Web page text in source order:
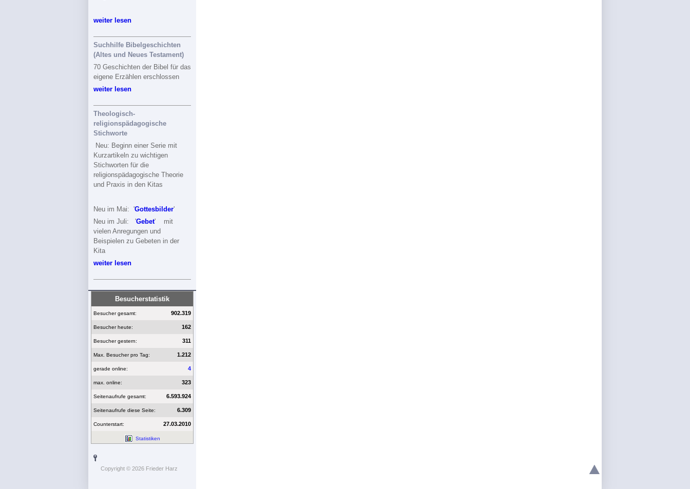
weiter lesen
Suchhilfe Bibelgeschichten
(Altes und Neues Testament)
70 Geschichten der Bibel für das
eigene Erzählen erschlossen
weiter lesen
Theologisch-
religionspädagogische
Stichworte
Neu: Beginn einer Serie mit
Kurzartikeln zu wichtigen
Stichworten für die
religionspädagogische Theorie
und Praxis in den Kitas
Neu im Mai: 'Gottesbilder'
Neu im Juli: 'Gebet' mit
vielen Anregungen und
Beispielen zu Gebeten in der
Kita
weiter lesen
Besucherstatistik
Besucher gesamt: 902.319
Besucher heute: 162
Besucher gestern: 311
Max. Besucher pro Tag: 1.212
gerade online: 4
max. online: 323
Seitenaufrufe gesamt: 6.593.924
Seitenaufrufe diese Seite: 6.309
Counterstart: 27.03.2010
Statistiken
Copyright © 2026 Frieder Harz